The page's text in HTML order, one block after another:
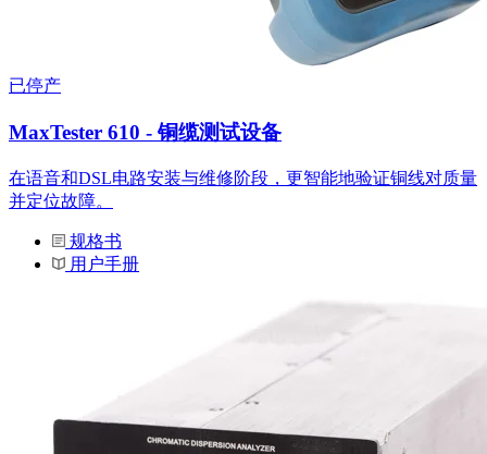
已停产
MaxTester 610 - 铜缆测试设备
在语音和DSL电路安装与维修阶段，更智能地验证铜线对质量
并定位故障。
规格书
用户手册